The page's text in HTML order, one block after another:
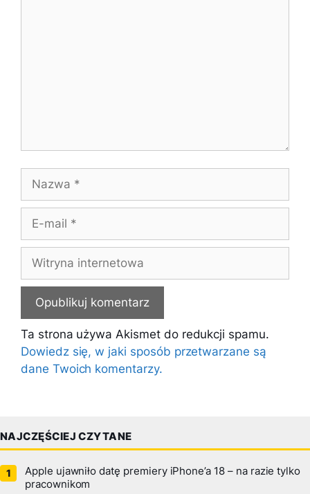
Nazwa
Witryna
internetowa
Ta strona używa Akismet do redukcji spamu.
Dowiedz się, w jaki sposób przetwarzane są
dane Twoich komentarzy.
NAJCZĘŚCIEJ CZYTANE
Apple ujawniło datę premiery iPhone’a 18 – na razie tylko
pracownikom